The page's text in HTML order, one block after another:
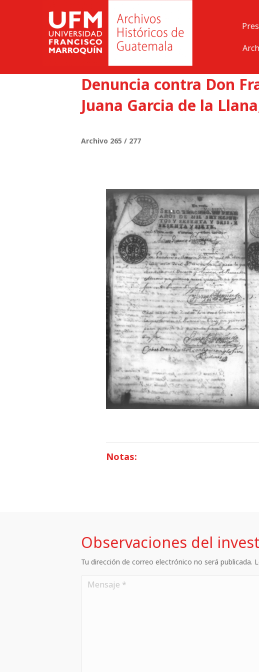
Denuncia contra Don
Juana Garcia de la
Archivo 265 / 277
Notas:
Observaciones del
Tu dirección de correo electrónico no será